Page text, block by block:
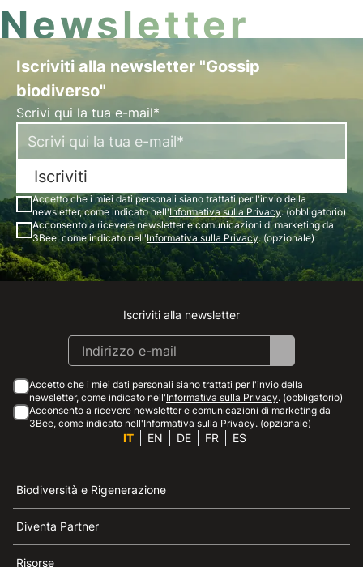
Newsletter
Iscriviti alla newsletter "Gossip
biodiverso"
Scrivi qui la tua e-mail*
Iscriviti
Accetto che i miei dati personali siano trattati per l'invio della
newsletter, come indicato nell'Informativa sulla Privacy. (obbligatorio)
Acconsento a ricevere newsletter e comunicazioni di marketing da
3Bee, come indicato nell'Informativa sulla Privacy. (opzionale)
Instagram
Facebook
Linkedin
Youtube
Iscriviti alla newsletter
Accetto che i miei dati personali siano trattati per l'invio della
newsletter, come indicato nell'Informativa sulla Privacy. (obbligatorio)
Acconsento a ricevere newsletter e comunicazioni di marketing da
3Bee, come indicato nell'Informativa sulla Privacy. (opzionale)
IT EN DE FR ES
Biodiversità e Rigenerazione
Diventa Partner
Risorse